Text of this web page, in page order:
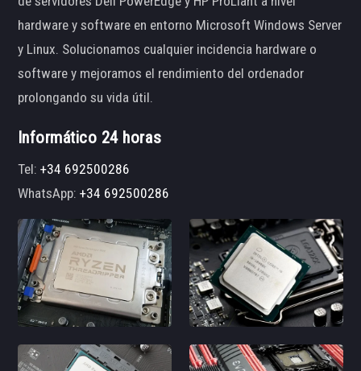
hardware y software en entorno Microsoft Windows Server
y Linux. Solucionamos cualquier incidencia hardware o
software y mejoramos el rendimiento del ordenador
prolongando su vida útil.
Informático 24 horas
Tel:+34 692500286
WhatsApp:+34 692500286